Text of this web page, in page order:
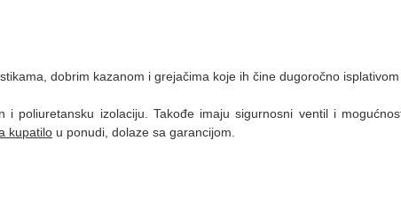
dobrim kazanom i grejačima koje ih čine dugoročno isplativom
poliuretansku izolaciju. Takođe imaju sigurnosni ventil i
kupatilo u ponudi, dolaze sa garancijom.